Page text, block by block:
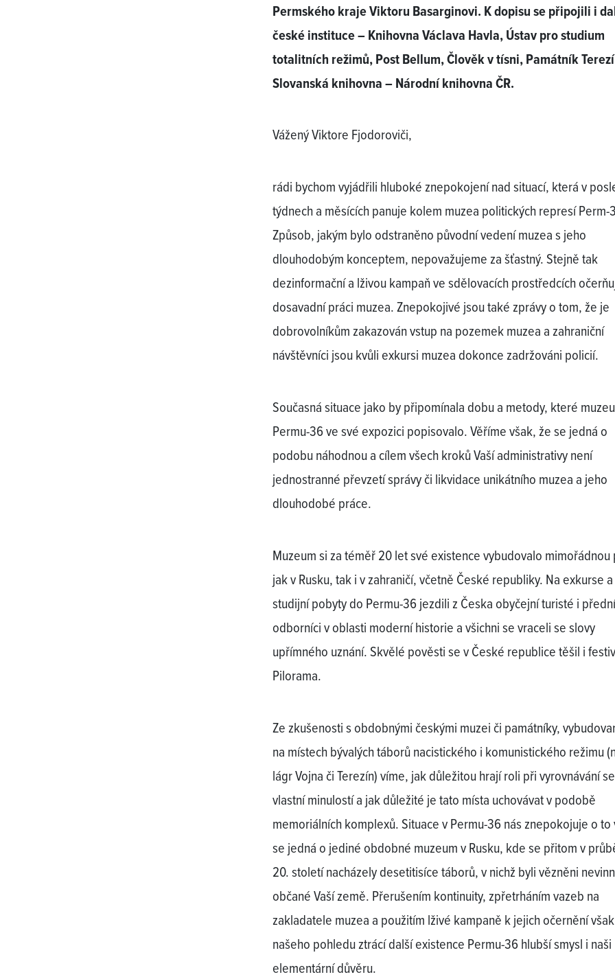
Permského kraje Viktoru Basarginovi. K dopisu se připojili i
české instituce – Knihovna Václava Havla, Ústav pro studium
totalitních režimů, Post Bellum, Člověk v tísni, Památník
Slovanská knihovna – Národní knihovna ČR.
Vážený Viktore Fjodoroviči,
rádi bychom vyjádřili hluboké znepokojení nad situací, která v
týdnech a měsících panuje kolem muzea politických represí Perm-
Způsob, jakým bylo odstraněno původní vedení muzea s jeho
dlouhodobým konceptem, nepovažujeme za šťastný. Stejně tak
dezinformační a lživou kampaň ve sdělovacích prostředcích
dosavadní práci muzea. Znepokojivé jsou také zprávy o tom, že je
dobrovolníkům zakazován vstup na pozemek muzea a zahraniční
návštěvníci jsou kvůli exkursi muzea dokonce zadržováni policií.
Současná situace jako by připomínala dobu a metody, které
Permu-36 ve své expozici popisovalo. Věříme však, že se jedná o
podobu náhodnou a cílem všech kroků Vaší administrativy není
jednostranné převzetí správy či likvidace unikátního muzea a jeho
dlouhodobé práce.
Muzeum si za téměř 20 let své existence vybudovalo mimořádnou
jak v Rusku, tak i v zahraničí, včetně České republiky. Na exkurse a
studijní pobyty do Permu-36 jezdili z Česka obyčejní turisté i přední
odborníci v oblasti moderní historie a všichni se vraceli se slovy
upřímného uznání. Skvělé pověsti se v České republice těšil i
Pilorama.
Ze zkušenosti s obdobnými českými muzei či památníky,
na místech bývalých táborů nacistického i komunistického režimu
lágr Vojna či Terezín) víme, jak důležitou hrají roli při vyrovnávání
vlastní minulostí a jak důležité je tato místa uchovávat v podobě
memoriálních komplexů. Situace v Permu-36 nás znepokojuje o to
se jedná o jediné obdobné muzeum v Rusku, kde se přitom v
20. století nacházely desetitisíce táborů, v nichž byli vězněni
občané Vaší země. Přerušením kontinuity, zpřetrháním vazeb na
zakladatele muzea a použitím lživé kampaně k jejich očernění
našeho pohledu ztrácí další existence Permu-36 hlubší smysl i naši
elementární důvěru.